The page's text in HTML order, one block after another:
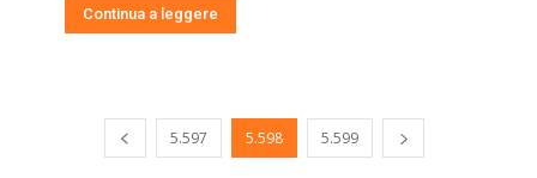
Continua a leggere
5.597 5.598 5.599